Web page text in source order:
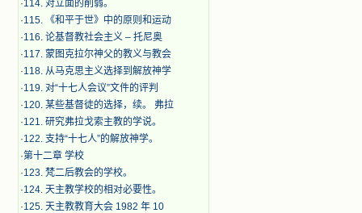
·114. 对立面的削弱。
·115. 《和平于世》中的原则和运动
·116. 论基督教社会主义 – 托尼奥
·117. 蒙图克拉尔神父的教义与教会
·118. 从马克思主义选择到解放神学
·119. 对“十七人会议”文件的评判
·120. 某些基督徒的选择，续。 弗拉
·121. 研究弗拉戈索主教的学说。
·122. 支持“十七人”的解放神学。
·第十二章 学校
·123. 梵二后教会的学校。
·124. 天主教学校的相对必要性。
·125. 天主教教育大会 1982 年 10